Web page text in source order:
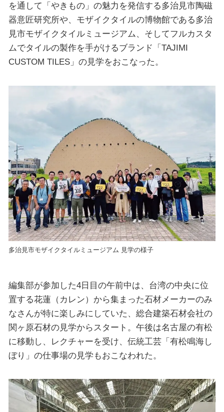
を通して「やきもの」の魅力を発信する多治見市陶磁
器意匠研究所や、モザイクタイルの博物館である多治
見市モザイクタイルミュージアム、そしてフルカスタ
ムでタイルの製作を手がけるブランド「TAJIMI
CUSTOM TILES」の見学をおこなった。
多治見市モザイクタイルミュージアム 見学の様子
編集部が参加した4日目の午前中は、台湾の中央に位
置する花蓮（カレン）から集まった石材メーカーのみ
なさんが特に楽しみにしていた、総合建築石材会社の
関ヶ原石材の見学からスタート。午後は名古屋の有松
に移動し、レクチャーを受け、伝統工芸「有松鳴海し
ぼり」の仕事場の見学もおこなわれた。